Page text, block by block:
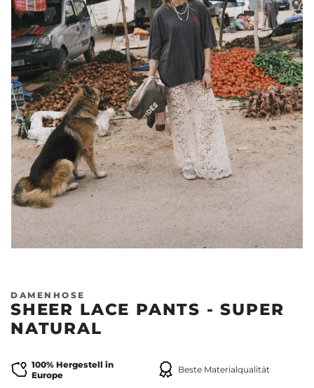
DAMENHOSE
SHEER LACE PANTS - SUPER
NATURAL
100% Hergestell in
Europe
Beste Materialqualität